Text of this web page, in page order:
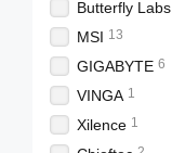
Butterfly Labs
MSI 13
GIGABYTE 6
VINGA 1
Xilence 1